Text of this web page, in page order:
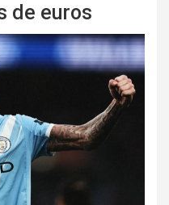
de euros